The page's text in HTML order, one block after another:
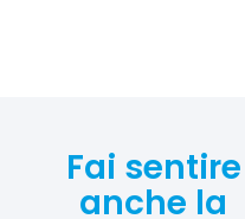
Fai sentire
anche la